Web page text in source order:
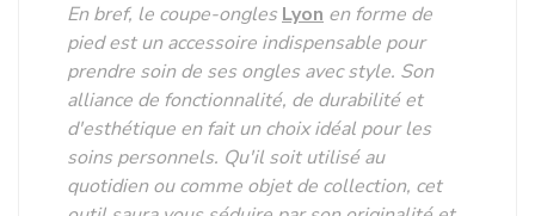
En bref, le coupe-ongles Lyon en forme de
pied est un accessoire indispensable pour
prendre soin de ses ongles avec style. Son
alliance de fonctionnalité, de durabilité et
d'esthétique en fait un choix idéal pour les
soins personnels. Qu'il soit utilisé au
quotidien ou comme objet de collection, cet